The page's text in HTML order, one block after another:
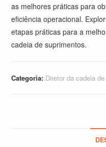
as melhores práticas para
eficiência operacional.
etapas práticas para a
cadeia de suprimentos.
Categoria: Diretor da cadeia